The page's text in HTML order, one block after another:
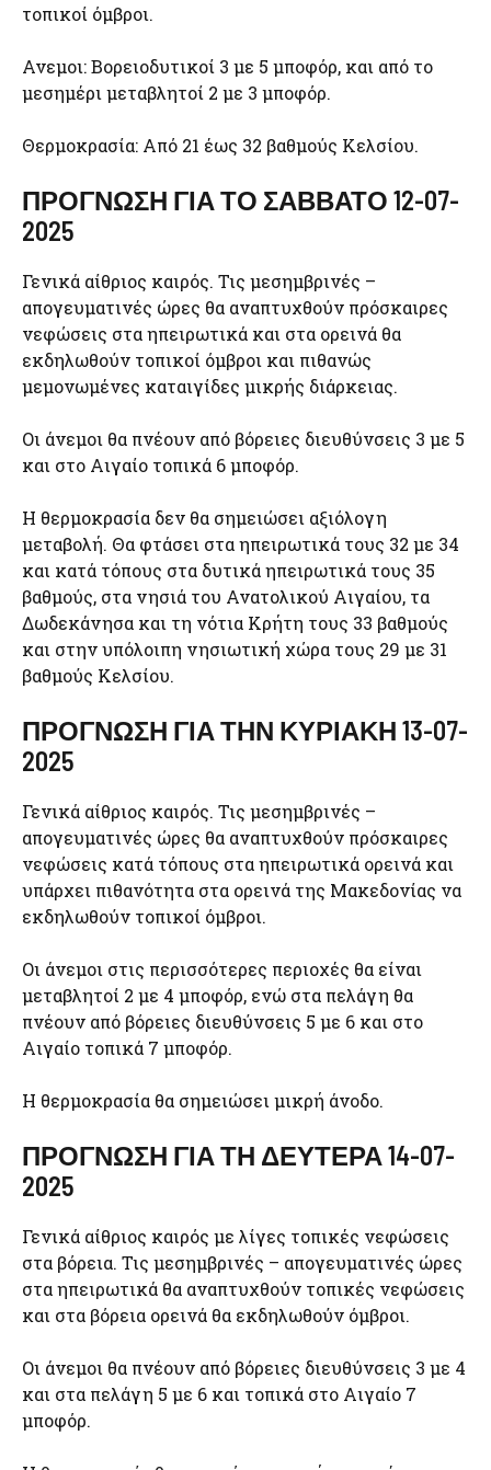
τοπικοί όμβροι.
Ανεμοι: Βορειοδυτικοί 3 με 5 μποφόρ, και από το
μεσημέρι μεταβλητοί 2 με 3 μποφόρ.
Θερμοκρασία: Από 21 έως 32 βαθμούς Κελσίου.
ΠΡΟΓΝΩΣΗ ΓΙΑ ΤΟ ΣΑΒΒΑΤΟ 12-07-
2025
Γενικά αίθριος καιρός. Τις μεσημβρινές –
απογευματινές ώρες θα αναπτυχθούν πρόσκαιρες
νεφώσεις στα ηπειρωτικά και στα ορεινά θα
εκδηλωθούν τοπικοί όμβροι και πιθανώς
μεμονωμένες καταιγίδες μικρής διάρκειας.
Οι άνεμοι θα πνέουν από βόρειες διευθύνσεις 3 με 5
και στο Αιγαίο τοπικά 6 μποφόρ.
Η θερμοκρασία δεν θα σημειώσει αξιόλογη
μεταβολή. Θα φτάσει στα ηπειρωτικά τους 32 με 34
και κατά τόπους στα δυτικά ηπειρωτικά τους 35
βαθμούς, στα νησιά του Ανατολικού Αιγαίου, τα
Δωδεκάνησα και τη νότια Κρήτη τους 33 βαθμούς
και στην υπόλοιπη νησιωτική χώρα τους 29 με 31
βαθμούς Κελσίου.
ΠΡΟΓΝΩΣΗ ΓΙΑ ΤΗΝ ΚΥΡΙΑΚΗ 13-07-
2025
Γενικά αίθριος καιρός. Τις μεσημβρινές –
απογευματινές ώρες θα αναπτυχθούν πρόσκαιρες
νεφώσεις κατά τόπους στα ηπειρωτικά ορεινά και
υπάρχει πιθανότητα στα ορεινά της Μακεδονίας να
εκδηλωθούν τοπικοί όμβροι.
Οι άνεμοι στις περισσότερες περιοχές θα είναι
μεταβλητοί 2 με 4 μποφόρ, ενώ στα πελάγη θα
πνέουν από βόρειες διευθύνσεις 5 με 6 και στο
Αιγαίο τοπικά 7 μποφόρ.
Η θερμοκρασία θα σημειώσει μικρή άνοδο.
ΠΡΟΓΝΩΣΗ ΓΙΑ ΤΗ ΔΕΥΤΕΡΑ 14-07-
2025
Γενικά αίθριος καιρός με λίγες τοπικές νεφώσεις
στα βόρεια. Τις μεσημβρινές – απογευματινές ώρες
στα ηπειρωτικά θα αναπτυχθούν τοπικές νεφώσεις
και στα βόρεια ορεινά θα εκδηλωθούν όμβροι.
Οι άνεμοι θα πνέουν από βόρειες διευθύνσεις 3 με 4
και στα πελάγη 5 με 6 και τοπικά στο Αιγαίο 7
μποφόρ.